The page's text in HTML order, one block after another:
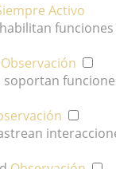
Activo
Observación
soportan